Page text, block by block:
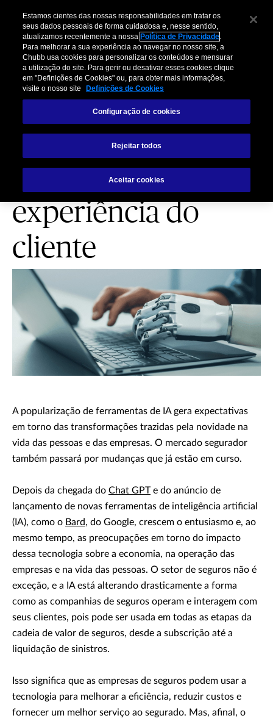
RISCOS CIBERNÉTICOS
A Inteligência
Artifical (IA)
melhora a
experiência do
cliente
A popularização de ferramentas de IA gera expectativas
em torno das transformações trazidas pela novidade na
vida das pessoas e das empresas. O mercado segurador
também passará por mudanças que já estão em curso.
Depois da chegada do Chat GPTe do anúncio de
lançamento de novas ferramentas de inteligência artificial
(IA), como o Bard, do Google, crescem o entusiasmo e, ao
mesmo tempo, as preocupações em torno do impacto
dessa tecnologia sobre a economia, na operação das
empresas e na vida das pessoas. O setor de seguros não é
exceção, e a IA está alterando drasticamente a forma
como as companhias de seguros operam e interagem com
seus clientes, pois pode ser usada em todas as etapas da
cadeia de valor de seguros, desde a subscrição até a
liquidação de sinistros.
Isso significa que as empresas de seguros podem usar a
tecnologia para melhorar a eficiência, reduzir custos e
fornecer um melhor serviço ao segurado. Mas, afinal, o
Estamos cientes das nossas responsabilidades em tratar os
seus dados pessoais de forma cuidadosa e, nesse sentido,
atualizamos recentemente a nossa Política de Privacidade.
Para melhorar a sua experiência ao navegar no nosso site, a
Chubb usa cookies para personalizar os conteúdos e mensurar
a utilização do site. Para gerir ou desativar esses cookies clique
em "Definições de Cookies" ou, para obter mais informações,
visite o nosso site
Definições de Cookies
Configuração de cookies
Rejeitar todos
Aceitar cookies